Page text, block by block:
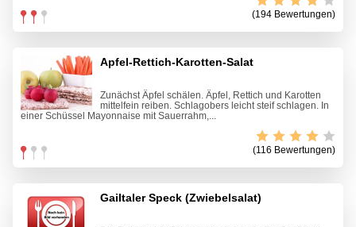
(194 Bewertungen)
Apfel-Rettich-Karotten-Salat
Zunächst Äpfel schälen. Äpfel, Rettich und Karotten
mittelfein reiben. Schlagobers leicht steif schlagen. In
einer Schüssel Mayonnaise mit Sauerrahm,...
(116 Bewertungen)
Gailtaler Speck (Zwiebelsalat)